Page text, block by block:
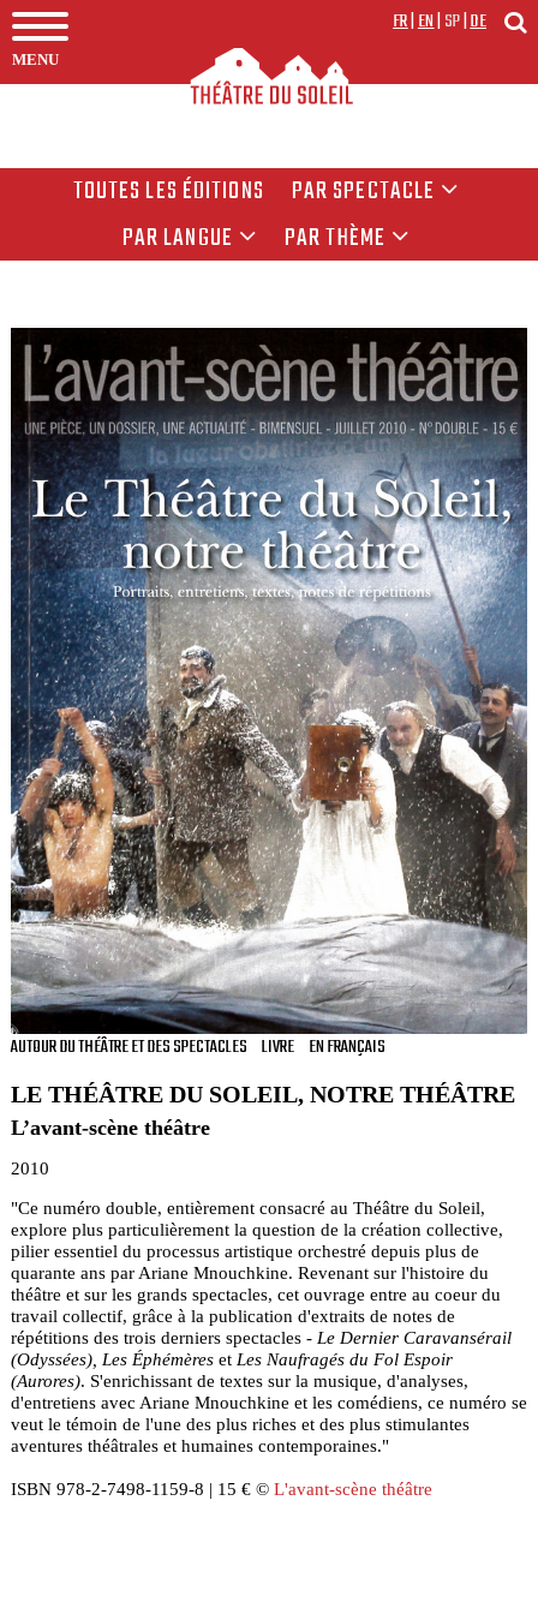
MENU
FR|EN|SP|DE
TOUTES LES ÉDITIONS
PAR SPECTACLE
PAR LANGUE
PAR THÈME
AUTOUR DU THÉÂTRE ET DES SPECTACLES LIVRE EN FRANÇAIS
LE THÉÂTRE DU SOLEIL, NOTRE THÉÂTRE
L’avant-scène théâtre
2010
"Ce numéro double, entièrement consacré au Théâtre du Soleil,
explore plus particulièrement la question de la création collective,
pilier essentiel du processus artistique orchestré depuis plus de
quarante ans par Ariane Mnouchkine. Revenant sur l'histoire du
théâtre et sur les grands spectacles, cet ouvrage entre au coeur du
travail collectif, grâce à la publication d'extraits de notes de
répétitions des trois derniers spectacles - Le Dernier Caravansérail
(Odyssées), Les Éphémèreset Les Naufragés du Fol Espoir
(Aurores). S'enrichissant de textes sur la musique, d'analyses,
d'entretiens avec Ariane Mnouchkine et les comédiens, ce numéro se
veut le témoin de l'une des plus riches et des plus stimulantes
aventures théâtrales et humaines contemporaines."
ISBN 978-2-7498-1159-8 | 15 € ©L'avant-scène théâtre